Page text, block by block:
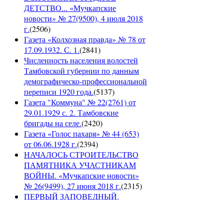
ДЕТСТВО... «Мучкапские
новости» № 27(9500), 4 июля 2018
г.(2506)
Газета «Колхозная правда» № 78 от
17.09.1932. С. 1.(2841)
Численность населения волостей
Тамбовской губернии по данным
демографическо-профессиональной
переписи 1920 года.(5137)
Газета "Коммуна" № 22(2761) от
29.01.1929 с. 2. Тамбовские
бригады на селе.(2420)
Газета «Голос пахаря» № 44 (653)
от 06.06.1928 г.(2394)
НАЧАЛОСЬ СТРОИТЕЛЬСТВО
ПАМЯТНИКА УЧАСТНИКАМ
ВОЙНЫ. «Мучкапские новости»
№ 26(9499), 27 июня 2018 г.(2315)
ПЕРВЫЙ ЗАПОВЕДНЫЙ.